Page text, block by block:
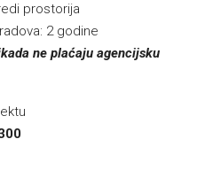
prostorija
2 godine
ne plaćaju agencijsku